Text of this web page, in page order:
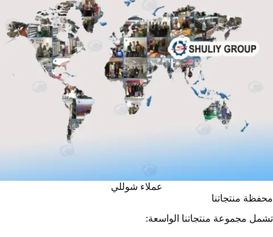
عملاء شوللي
محفظة منتجاتنا
تشمل مجموعة منتجاتنا الواسعة: